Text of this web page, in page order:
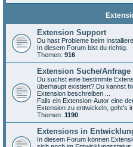
Extension Support
Du hast Probleme beim
In diesem Forum bist du richtig.
Themen: 916
Extension Suche/Anfrage
Du suchst eine bestimmte
überhaupt existiert? Du kannst
Extension beschreiben ...
Falls ein Extension-Autor eine
Extension zu entwickeln, geht's
Themen: 1190
Extensions in
In diesem Forum können